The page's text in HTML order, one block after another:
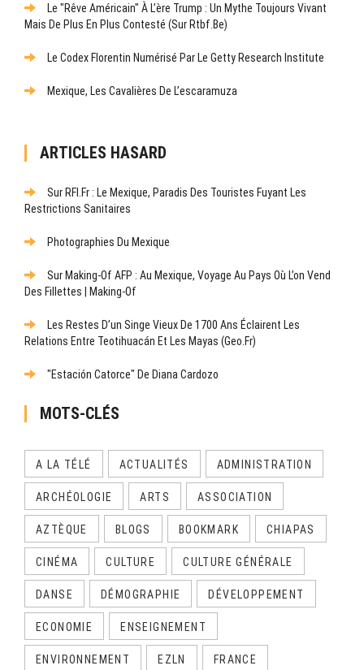
Le "rêve Américain" À L’ère Trump : Un Mythe Toujours Vivant
Mais De Plus En Plus Contesté (sur Rtbf.be)
Le Codex Florentin Numérisé Par Le Getty Research Institute
Mexique, Les Cavalières De L’escaramuza
ARTICLES HASARD
Sur RFI.fr : Le Mexique, Paradis Des Touristes Fuyant Les
Restrictions Sanitaires
Photographies Du Mexique
Sur Making-Of AFP : Au Mexique, Voyage Au Pays Où L’on Vend
Des Fillettes | Making-Of
Les Restes D’un Singe Vieux De 1700 Ans Éclairent Les
Relations Entre Teotihuacán Et Les Mayas (Geo.fr)
"Estación Catorce" De Diana Cardozo
MOTS-CLÉS
A LA TÉLÉ ACTUALITÉS ADMINISTRATION
ARCHÉOLOGIE ARTS ASSOCIATION
AZTÈQUE BLOGS BOOKMARK CHIAPAS
CINÉMA CULTURE CULTURE GÉNÉRALE
DANSE DÉMOGRAPHIE DÉVELOPPEMENT
ECONOMIE ENSEIGNEMENT
ENVIRONNEMENT EZLN FRANCE